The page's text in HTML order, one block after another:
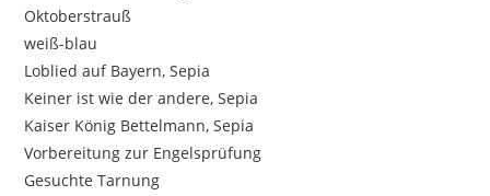
Oktoberstrauß
weiß-blau
Loblied auf Bayern, Sepia
Keiner ist wie der andere, Sepia
Kaiser König Bettelmann, Sepia
Vorbereitung zur Engelsprüfung
Gesuchte Tarnung